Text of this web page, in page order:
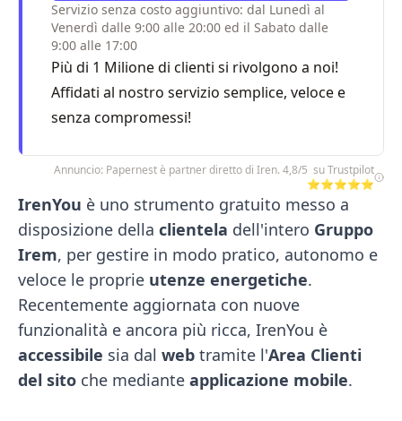
Servizio senza costo aggiuntivo: dal Lunedì al
Venerdì dalle 9:00 alle 20:00 ed il Sabato dalle
9:00 alle 17:00
Più di 1 Milione di clienti si rivolgono a noi!
Affidati al nostro servizio semplice, veloce e
senza compromessi!
Annuncio: Papernest è partner diretto di Iren. 4,8/5 su Trustpilot
⭐⭐⭐⭐⭐
IrenYou è uno strumento gratuito messo a
disposizione della clientela dell'intero Gruppo
Irem, per gestire in modo pratico, autonomo e
veloce le proprie utenze energetiche.
Recentemente aggiornata con nuove
funzionalità e ancora più ricca, IrenYou è
accessibile sia dal web tramite l'Area Clienti
del sito che mediante applicazione mobile.